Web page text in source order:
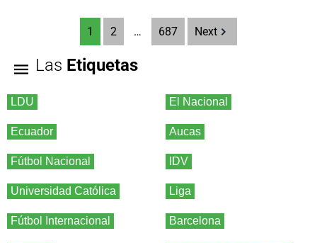
1 2 … 687 Next
Las Etiquetas
LDU El Nacional
Ecuador Aucas
Fútbol Nacional IDV
Universidad Católica Liga
Fútbol Internacional Barcelona